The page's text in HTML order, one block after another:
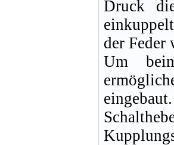
Druck
der Feder
Um